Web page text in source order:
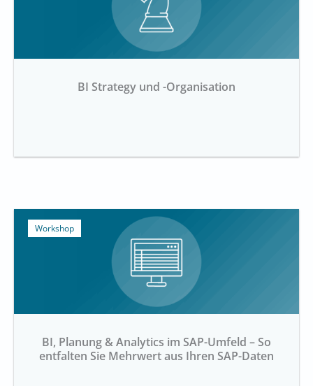
BI Strategy und -Organisation
Workshop
BI, Planung & Analytics im SAP-Umfeld – So
entfalten Sie Mehrwert aus Ihren SAP-Daten